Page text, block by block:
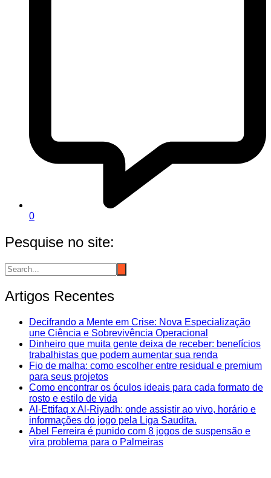
0
Pesquise no site:
Artigos Recentes
Decifrando a Mente em Crise: Nova Especialização
une Ciência e Sobrevivência Operacional
Dinheiro que muita gente deixa de receber: benefícios
trabalhistas que podem aumentar sua renda
Fio de malha: como escolher entre residual e premium
para seus projetos
Como encontrar os óculos ideais para cada formato de
rosto e estilo de vida
Al-Ettifaq x Al-Riyadh: onde assistir ao vivo, horário e
informações do jogo pela Liga Saudita.
Abel Ferreira é punido com 8 jogos de suspensão e
vira problema para o Palmeiras